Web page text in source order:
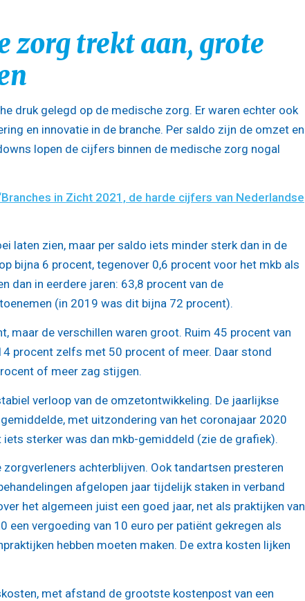
zorg trekt aan, grote
druk gelegd op de medische zorg. Er waren echter ook
en innovatie in de branche. Per saldo zijn de omzet en
lopen de cijfers binnen de medische zorg nogal
in Zicht 2021, de harde cijfers van Nederlandse
laten zien, maar per saldo iets minder sterk dan in de
bijna 6 procent, tegenover 0,6 procent voor het mkb als
dan in eerdere jaren: 63,8 procent van de
(in 2019 was dit bijna 72 procent).
maar de verschillen waren groot. Ruim 45 procent van
procent zelfs met 50 procent of meer. Daar stond
of meer zag stijgen.
verloop van de omzetontwikkeling. De jaarlijkse
met uitzondering van het coronajaar 2020
sterker was dan mkb-gemiddeld (zie de grafiek).
achterblijven. Ook tandartsen presteren
afgelopen jaar tijdelijk staken in verband
het algemeen juist een goed jaar, net als praktijken van
een vergoeding van 10 euro per patiënt gekregen als
hebben moeten maken. De extra kosten lijken
met afstand de grootste kostenpost van een